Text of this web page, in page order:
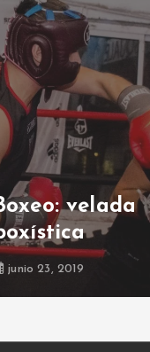
velada
junio 23, 2019